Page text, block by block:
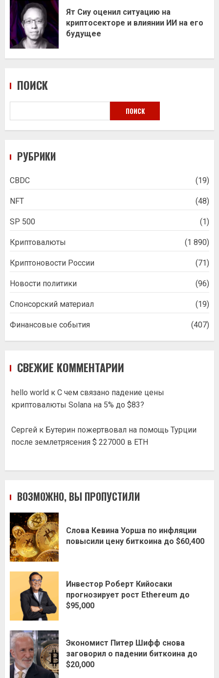
Ят Сиу оценил ситуацию на
криптосекторе и влиянии ИИ на его
будущее
ПОИСК
ПОИСК
РУБРИКИ
CBDC (19)
NFT (48)
SP 500 (1)
Криптовалюты (1 890)
Криптоновости России (71)
Новости политики (96)
Спонсорский материал (19)
Финансовые события (407)
СВЕЖИЕ КОММЕНТАРИИ
hello world к С чем связано падение цены
криптовалюты Solana на 5% до $83?
Сергей к Бутерин пожертвовал на помощь Турции
после землетрясения $ 227000 в ETH
ВОЗМОЖНО, ВЫ ПРОПУСТИЛИ
Слова Кевина Уорша по инфляции
повысили цену биткоина до $60,400
Инвестор Роберт Кийосаки
прогнозирует рост Ethereum до
$95,000
Экономист Питер Шифф снова
заговорил о падении биткоина до
$20,000